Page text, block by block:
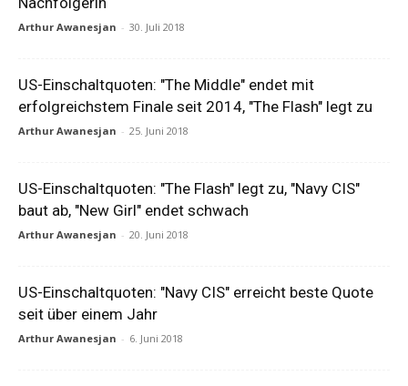
Arthur Awanesjan - 30. Juli 2018
US-Einschaltquoten: "The Middle" endet mit
erfolgreichstem Finale seit 2014, "The Flash" legt zu
Arthur Awanesjan - 25. Juni 2018
US-Einschaltquoten: "The Flash" legt zu, "Navy CIS"
baut ab, "New Girl" endet schwach
Arthur Awanesjan - 20. Juni 2018
US-Einschaltquoten: "Navy CIS" erreicht beste Quote
seit über einem Jahr
Arthur Awanesjan - 6. Juni 2018